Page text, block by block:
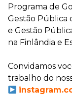
Programa de
Gestão Pública
e Gestão
na Finlândia e
Convidamos
trabalho do